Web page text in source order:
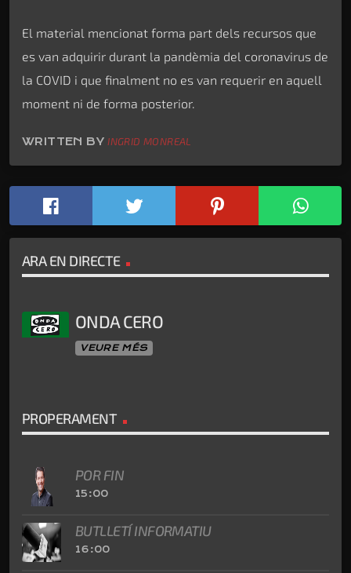
El material mencionat forma part dels recursos que
es van adquirir durant la pandèmia del coronavirus de
la COVID i que finalment no es van requerir en aquell
moment ni de forma posterior.
WRITTEN BYINGRID MONREAL
ARA EN DIRECTE
ONDA CERO
VEURE MÉS
PROPERAMENT
POR FIN
15:00
BUTLLETÍ INFORMATIU
16:00